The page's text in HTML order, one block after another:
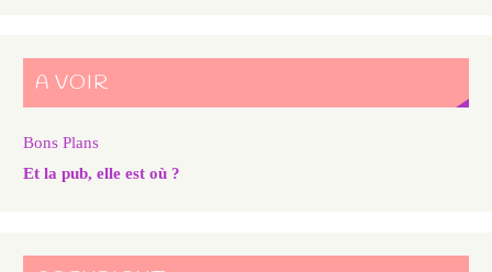
A VOIR
Bons Plans
Et la pub, elle est où ?